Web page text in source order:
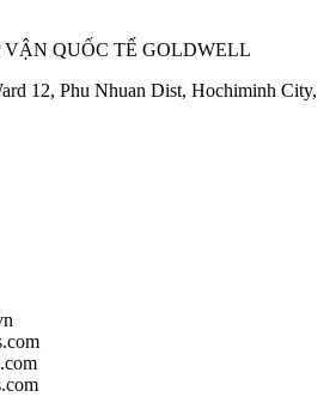
QUỐC TẾ GOLDWELL
12, Phu Nhuan Dist, Hochiminh City,